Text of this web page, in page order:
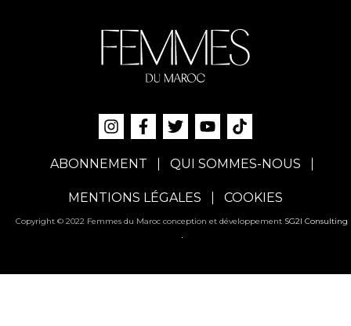
ABONNEMENT QUI SOMMES-NOUS
MENTIONS LÉGALES COOKIES
Copyright © 2022 Femmes du Maroc conception et développement SG2I Consulting